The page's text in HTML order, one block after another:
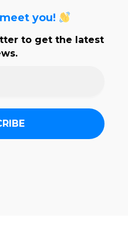
you!
to get the latest